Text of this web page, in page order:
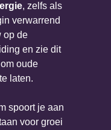
, zelfs als
verwarrend
op de
en zie dit
oude
laten.
spoort je aan
voor groei